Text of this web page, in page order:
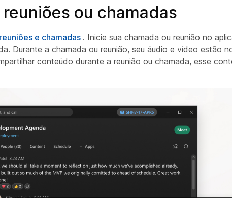
ou chamadas
e chamadas . Inicie sua chamada ou reunião no
Durante a chamada ou reunião, seu áudio e vídeo estão
conteúdo durante a reunião ou chamada, esse